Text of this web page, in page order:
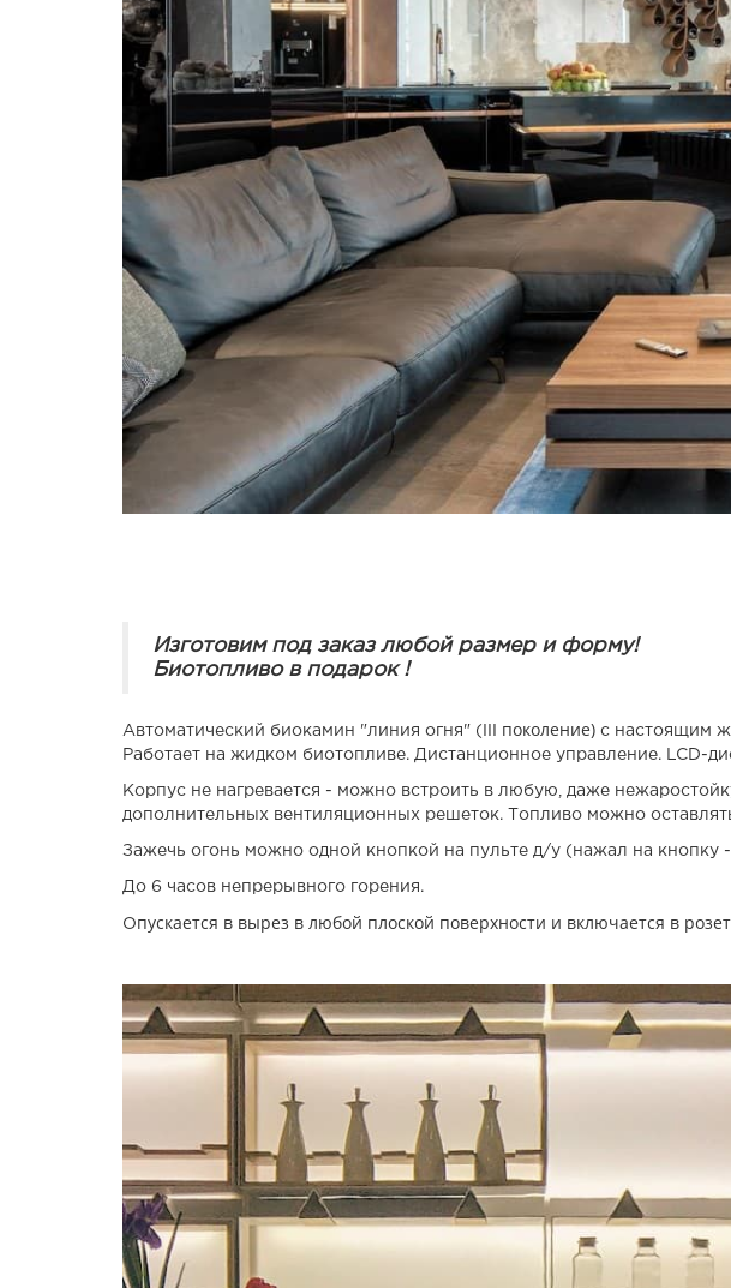
Изготовим под заказ любой размер и форму!
Биотопливо в подарок !
Автоматический биокамин "линия огня" (III поколение) с настоящим
Работает на жидком биотопливе. Дистанционное управление. LCD-
Корпус не нагревается - можно встроить в любую, даже
дополнительных вентиляционных решеток. Топливо можно
Зажечь огонь можно одной кнопкой на пульте д/у (нажал на кнопку
До 6 часов непрерывного горения.
Опускается в вырез в любой плоской поверхности и включается в